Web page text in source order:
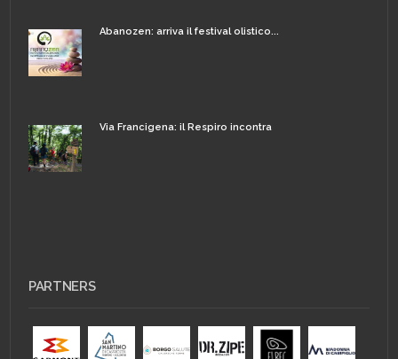
Abanozen: arriva il festival olistico...
Via Francigena: il Respiro incontra
PARTNERS